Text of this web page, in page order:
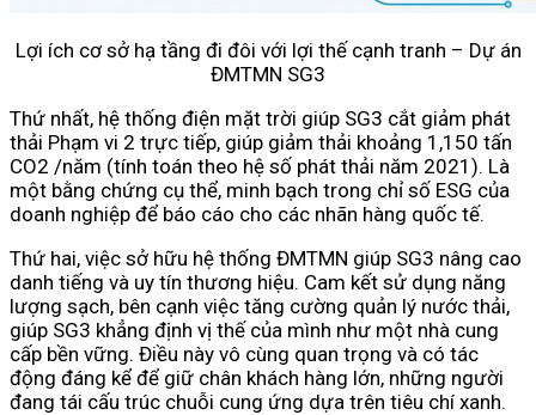
Lợi ích cơ sở hạ tầng đi đôi với lợi thế cạnh tranh – Dự án
ĐMTMN SG3
Thứ nhất, hệ thống điện mặt trời giúp SG3 cắt giảm phát
thải Phạm vi 2 trực tiếp, giúp giảm thải khoảng 1,150 tấn
CO2 /năm (tính toán theo hệ số phát thải năm 2021). Là
một bằng chứng cụ thể, minh bạch trong chỉ số ESG của
doanh nghiệp để báo cáo cho các nhãn hàng quốc tế.
Thứ hai, việc sở hữu hệ thống ĐMTMN giúp SG3 nâng cao
danh tiếng và uy tín thương hiệu. Cam kết sử dụng năng
lượng sạch, bên cạnh việc tăng cường quản lý nước thải,
giúp SG3 khẳng định vị thế của mình như một nhà cung
cấp bền vững. Điều này vô cùng quan trọng và có tác
động đáng kể để giữ chân khách hàng lớn, những người
đang tái cấu trúc chuỗi cung ứng dựa trên tiêu chí xanh.